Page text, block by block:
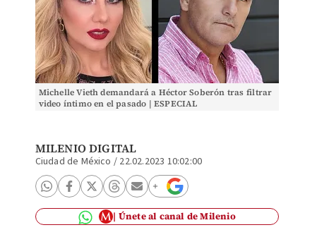
Michelle Vieth demandará a Héctor Soberón tras filtrar
video íntimo en el pasado | ESPECIAL
MILENIO DIGITAL
Ciudad de México / 22.02.2023 10:02:00
Únete al canal de Milenio